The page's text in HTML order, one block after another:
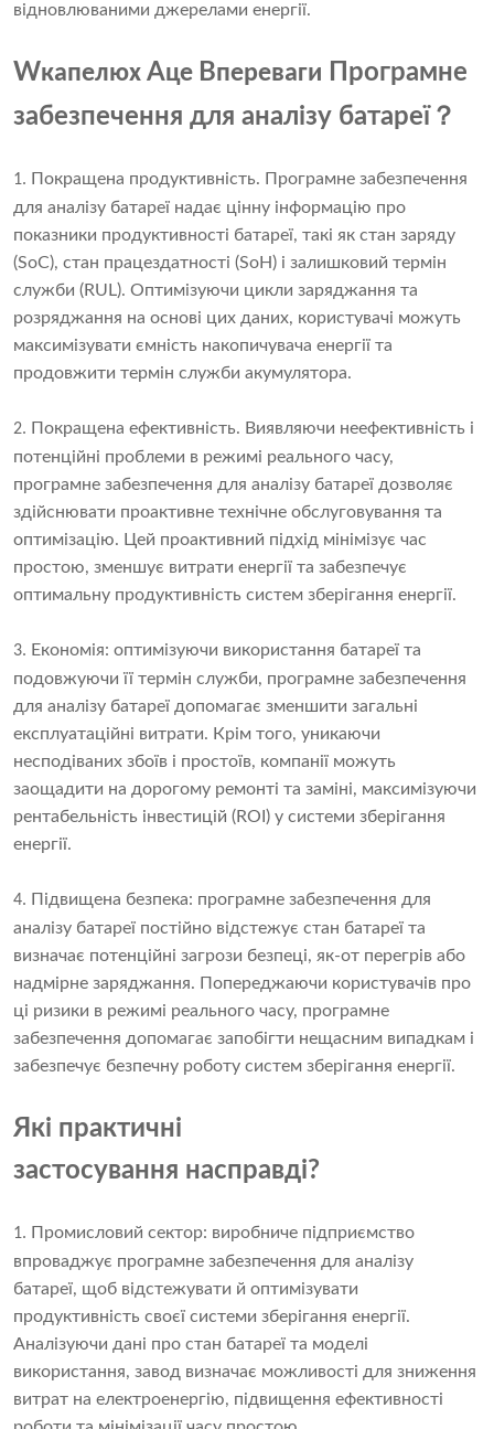
відновлюваними джерелами енергії.
Wкапелюх Aце Bпереваги Програмне
забезпечення для аналізу батареї？
1. Покращена продуктивність. Програмне забезпечення
для аналізу батареї надає цінну інформацію про
показники продуктивності батареї, такі як стан заряду
(SoC), стан працездатності (SoH) і залишковий термін
служби (RUL). Оптимізуючи цикли заряджання та
розряджання на основі цих даних, користувачі можуть
максимізувати ємність накопичувача енергії та
продовжити термін служби акумулятора.
2. Покращена ефективність. Виявляючи неефективність і
потенційні проблеми в режимі реального часу,
програмне забезпечення для аналізу батареї дозволяє
здійснювати проактивне технічне обслуговування та
оптимізацію. Цей проактивний підхід мінімізує час
простою, зменшує витрати енергії та забезпечує
оптимальну продуктивність систем зберігання енергії.
3. Економія: оптимізуючи використання батареї та
подовжуючи її термін служби, програмне забезпечення
для аналізу батареї допомагає зменшити загальні
експлуатаційні витрати. Крім того, уникаючи
несподіваних збоїв і простоїв, компанії можуть
заощадити на дорогому ремонті та заміні, максимізуючи
рентабельність інвестицій (ROI) у системи зберігання
енергії.
4. Підвищена безпека: програмне забезпечення для
аналізу батареї постійно відстежує стан батареї та
визначає потенційні загрози безпеці, як-от перегрів або
надмірне заряджання. Попереджаючи користувачів про
ці ризики в режимі реального часу, програмне
забезпечення допомагає запобігти нещасним випадкам і
забезпечує безпечну роботу систем зберігання енергії.
Які практичні
застосування насправді?
1. Промисловий сектор: виробниче підприємство
впроваджує програмне забезпечення для аналізу
батареї, щоб відстежувати й оптимізувати
продуктивність своєї системи зберігання енергії.
Аналізуючи дані про стан батареї та моделі
використання, завод визначає можливості для зниження
витрат на електроенергію, підвищення ефективності